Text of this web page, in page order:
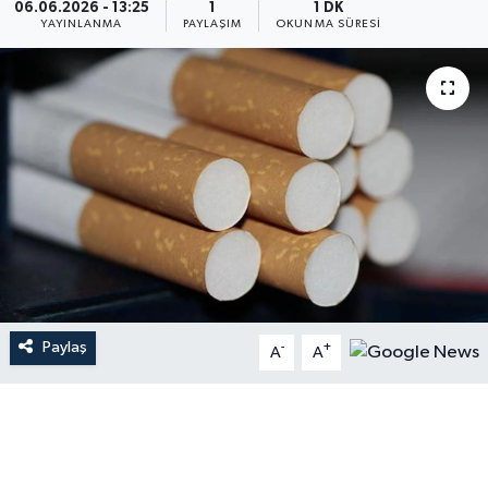
06.06.2026 - 13:25
YAYINLANMA PAYLAŞIM
1 DK
OKUNMA SÜRESI
Paylaş A- A+